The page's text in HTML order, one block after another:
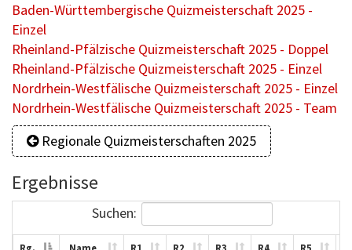
Baden-Württembergische Quizmeisterschaft 2025 -
Einzel
Rheinland-Pfälzische Quizmeisterschaft 2025 - Doppel
Rheinland-Pfälzische Quizmeisterschaft 2025 - Einzel
Nordrhein-Westfälische Quizmeisterschaft 2025 - Einzel
Nordrhein-Westfälische Quizmeisterschaft 2025 - Team
Regionale Quizmeisterschaften 2025
Ergebnisse
Suchen: